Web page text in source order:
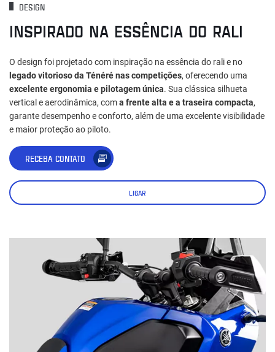
DESIGN
INSPIRADO NA ESSÊNCIA DO RALI
O design foi projetado com inspiração na essência do rali e no
legado vitorioso da Ténéré nas competições, oferecendo uma
excelente ergonomia e pilotagem única. Sua clássica silhueta
vertical e aerodinâmica, coma frente alta e a traseira compacta,
garante desempenho e conforto, além de uma excelente visibilidade
e maior proteção ao piloto.
RECEBA CONTATO
LIGAR